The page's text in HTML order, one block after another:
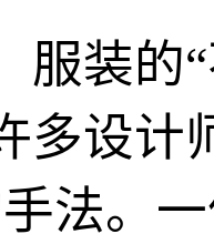
服装的
多设计
法。